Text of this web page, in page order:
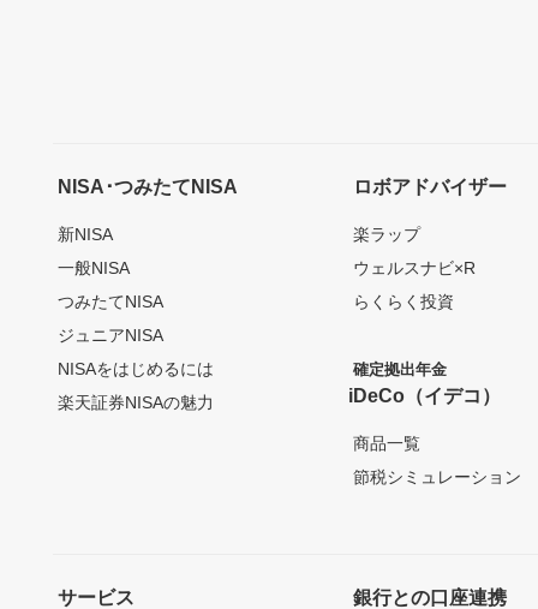
NISA･つみたてNISA
新NISA
一般NISA
つみたてNISA
ジュニアNISA
NISAをはじめるには
楽天証券NISAの魅力
ロボアドバイザー
楽ラップ
ウェルスナビ×R
らくらく投資
確定拠出年金
iDeCo（イデコ）
商品一覧
節税シミュレーション
サービス 銀行との口座連携